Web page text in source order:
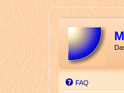
FAQ